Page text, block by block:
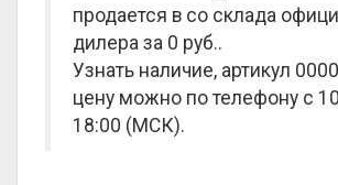
продается в со склада
дилера за 0 руб..
Узнать наличие, артикул
цену можно по телефону с
18:00 (МСК).